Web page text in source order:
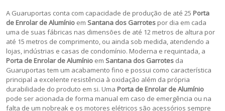
A Guaruportas conta com capacidade de produção de até 25 Porta
de Enrolar de Alumínio em Santana dos Garrotes por dia em cada
uma de suas fábricas nas dimensões de até 12 metros de altura por
até 15 metros de comprimento, ou ainda sob medida, atendendo a
lojas, indústrias e casas de condomínio. Moderna e requintada, a
Porta de Enrolar de Alumínio em Santana dos Garrotes da
Guaruportas tem um acabamento fino e possui como característica
principal a excelente resistência à oxidação além da própria
durabilidade do produto em si. Uma Porta de Enrolar de Alumínio
pode ser acionada de forma manual em caso de emergência ou na
falta de um nobreak e os motores elétricos são acessórios sempre